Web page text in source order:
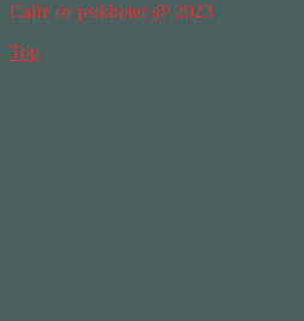
Сайт от psikhoter @ 2023
Top